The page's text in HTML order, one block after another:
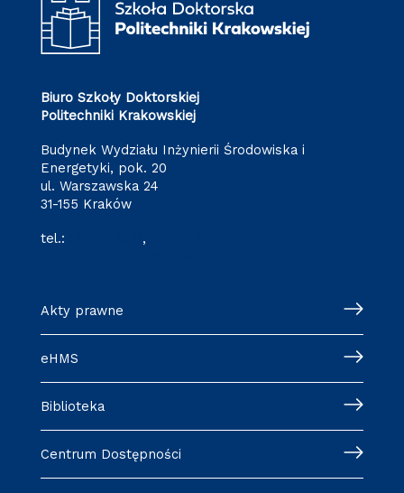
Biuro Szkoły Doktorskiej
Politechniki Krakowskiej
Budynek Wydziału Inżynierii Środowiska i
Energetyki, pok. 20
ul. Warszawska 24
31-155 Kraków
tel.: ,
Akty prawne
eHMS
Biblioteka
Centrum Dostępności